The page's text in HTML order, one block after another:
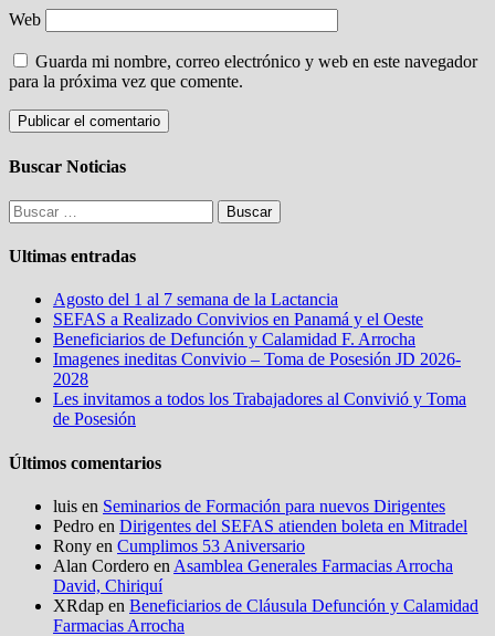
Web
Guarda mi nombre, correo electrónico y web en este navegador
para la próxima vez que comente.
Buscar Noticias
Buscar:
Ultimas entradas
Agosto del 1 al 7 semana de la Lactancia
SEFAS a Realizado Convivios en Panamá y el Oeste
Beneficiarios de Defunción y Calamidad F. Arrocha
Imagenes ineditas Convivio – Toma de Posesión JD 2026-
2028
Les invitamos a todos los Trabajadores al Convivió y Toma
de Posesión
Últimos comentarios
luis en Seminarios de Formación para nuevos Dirigentes
Pedro en Dirigentes del SEFAS atienden boleta en Mitradel
Rony en Cumplimos 53 Aniversario
Alan Cordero en Asamblea Generales Farmacias Arrocha
David, Chiriquí
XRdap en Beneficiarios de Cláusula Defunción y Calamidad
Farmacias Arrocha